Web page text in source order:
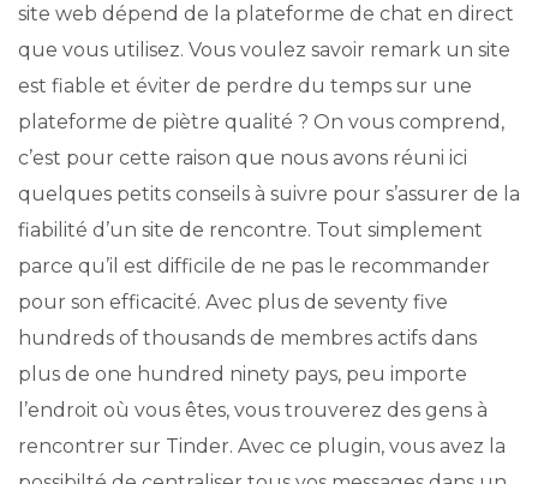
site web dépend de la plateforme de chat en direct
que vous utilisez. Vous voulez savoir remark un site
est fiable et éviter de perdre du temps sur une
plateforme de piètre qualité ? On vous comprend,
c’est pour cette raison que nous avons réuni ici
quelques petits conseils à suivre pour s’assurer de la
fiabilité d’un site de rencontre. Tout simplement
parce qu’il est difficile de ne pas le recommander
pour son efficacité. Avec plus de seventy five
hundreds of thousands de membres actifs dans
plus de one hundred ninety pays, peu importe
l’endroit où vous êtes, vous trouverez des gens à
rencontrer sur Tinder. Avec ce plugin, vous avez la